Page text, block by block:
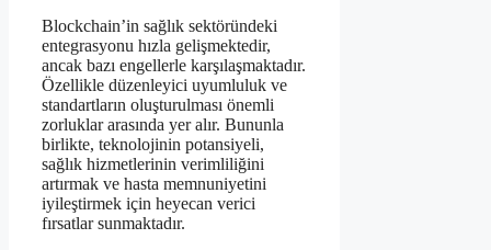
Blockchain’in sağlık sektöründeki
entegrasyonu hızla gelişmektedir,
ancak bazı engellerle karşılaşmaktadır.
Özellikle düzenleyici uyumluluk ve
standartların oluşturulması önemli
zorluklar arasında yer alır. Bununla
birlikte, teknolojinin potansiyeli,
sağlık hizmetlerinin verimliliğini
artırmak ve hasta memnuniyetini
iyileştirmek için heyecan verici
fırsatlar sunmaktadır.